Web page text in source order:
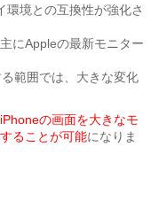
環境との互換性が強化さ
にAppleの最新モニター
範囲では、大きな変化
の画面を大きなモ
ることが可能になりま